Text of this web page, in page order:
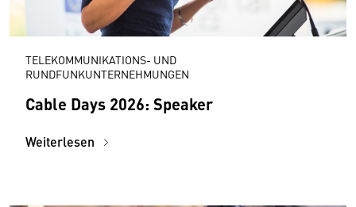
TELEKOMMUNIKATIONS- UND
RUNDFUNKUNTERNEHMUNGEN
Cable Days 2026: Speaker
Weiterlesen